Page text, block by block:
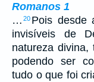
Romanos 1
… 20 Pois desde
invisíveis de
natureza divina,
podendo ser
tudo o que foi